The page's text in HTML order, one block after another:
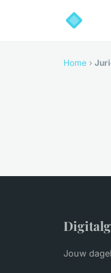
Home ›
Jouw